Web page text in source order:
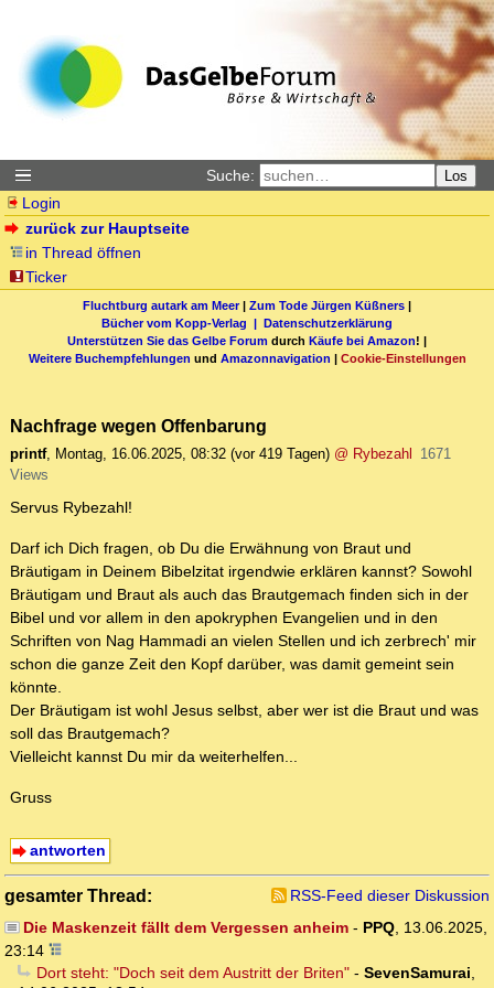
Suche: Los
Login
zurück zur Hauptseite
in Thread öffnen
Ticker
Fluchtburg autark am Meer| Zum Tode Jürgen Küßners |
Bücher vom Kopp-Verlag | Datenschutzerklärung
Unterstützen Sie das Gelbe Forum durch Käufe bei Amazon! |
Weitere Buchempfehlungen und Amazonnavigation | Cookie-Einstellungen
Nachfrage wegen Offenbarung
printf, Montag, 16.06.2025, 08:32 (vor 419 Tagen) @ Rybezahl
1671
Views
Servus Rybezahl!
Darf ich Dich fragen, ob Du die Erwähnung von Braut und
Bräutigam in Deinem Bibelzitat irgendwie erklären kannst? Sowohl
Bräutigam und Braut als auch das Brautgemach finden sich in der
Bibel und vor allem in den apokryphen Evangelien und in den
Schriften von Nag Hammadi an vielen Stellen und ich zerbrech' mir
schon die ganze Zeit den Kopf darüber, was damit gemeint sein
könnte.
Der Bräutigam ist wohl Jesus selbst, aber wer ist die Braut und was
soll das Brautgemach?
Vielleicht kannst Du mir da weiterhelfen...
Gruss
antworten
gesamter Thread:
RSS-Feed dieser Diskussion
Die Maskenzeit fällt dem Vergessen anheim- PPQ, 13.06.2025,
23:14
Dort steht: "Doch seit dem Austritt der Briten"- SevenSamurai,